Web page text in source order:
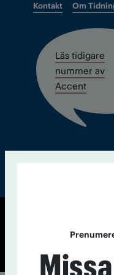
Kontakt Om
Läs tidigare
nummer av
Accent